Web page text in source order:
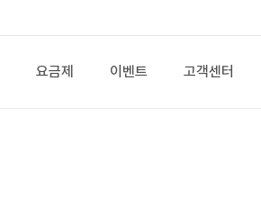
요금제 이벤트 고객센터